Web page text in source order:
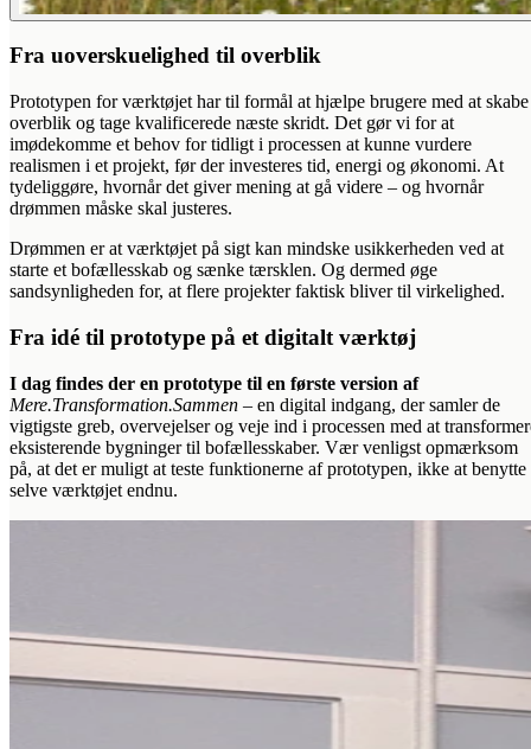
Fra uoverskuelighed til overblik
Prototypen for værktøjet har til formål at hjælpe brugere med at skabe
overblik og tage kvalificerede næste skridt. Det gør vi for at
imødekomme et behov for tidligt i processen at kunne vurdere
realismen i et projekt, før der investeres tid, energi og økonomi. At
tydeliggøre, hvornår det giver mening at gå videre – og hvornår
drømmen måske skal justeres.
Drømmen er at værktøjet på sigt kan mindske usikkerheden ved at
starte et bofællesskab og sænke tærsklen. Og dermed øge
sandsynligheden for, at flere projekter faktisk bliver til virkelighed.
Fra idé til prototype på et digitalt værktøj
I dag findes der en prototype til en første version af
Mere.Transformation.Sammen – en digital indgang, der samler de
vigtigste greb, overvejelser og veje ind i processen med at
eksisterende bygninger til bofællesskaber. Vær venligst opmærksom
på, at det er muligt at teste funktionerne af prototypen, ikke at benytte
selve værktøjet endnu.